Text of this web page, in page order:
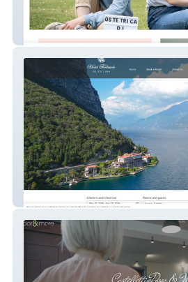
Hotel Forbisicle